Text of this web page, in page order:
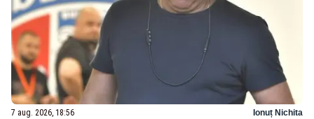
7 aug. 2026, 18:56 Ionuț Nichita